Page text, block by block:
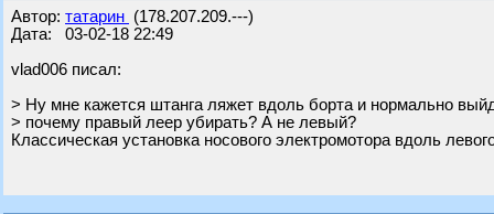
Автор: татарин (178.207.209.---)
Дата: 03-02-18 22:49
vlad006 писал:
> Ну мне кажется штанга ляжет вдоль борта и нормально
> почему правый леер убирать? А не левый?
Классическая установка носового электромотора вдоль